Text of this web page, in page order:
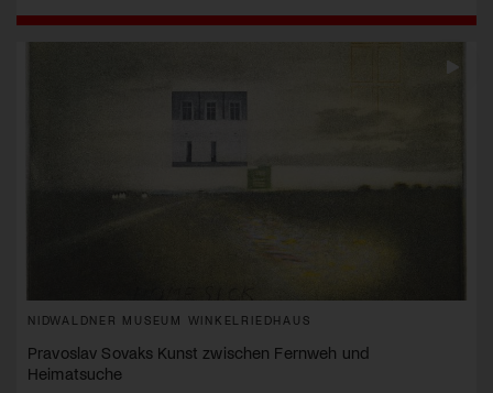
NIDWALDNER MUSEUM WINKELRIEDHAUS
Pravoslav Sovaks Kunst zwischen Fernweh und
Heimatsuche